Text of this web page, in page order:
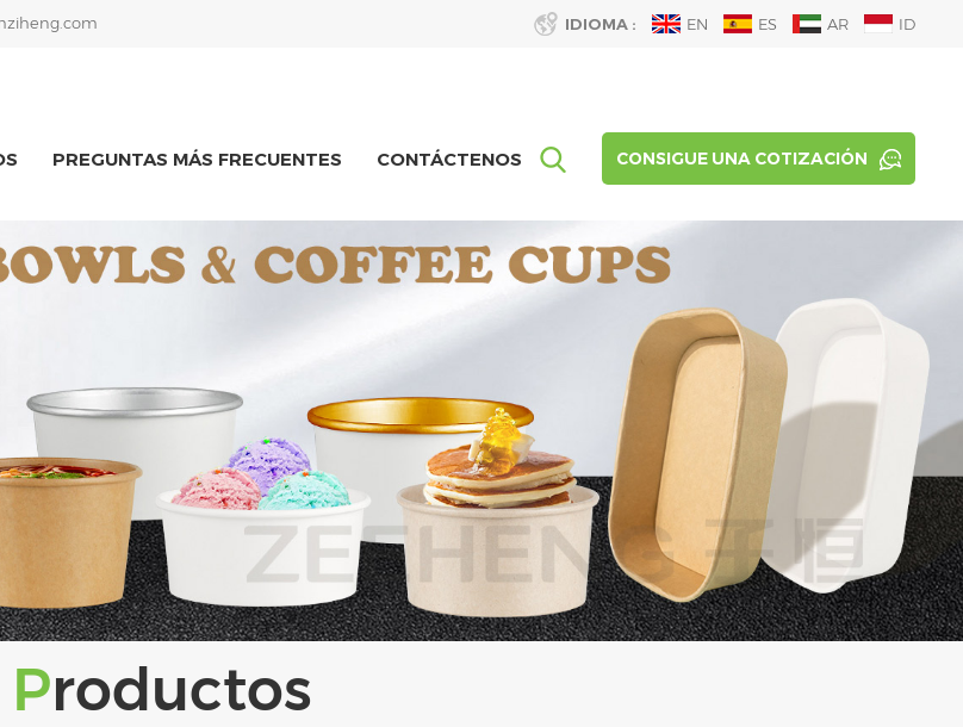
IDIOMA : EN ES AR ID
CONSIGUE UNA COTIZACIÓN
PREGUNTAS MÁS FRECUENTES CONTÁCTENOS
Productos